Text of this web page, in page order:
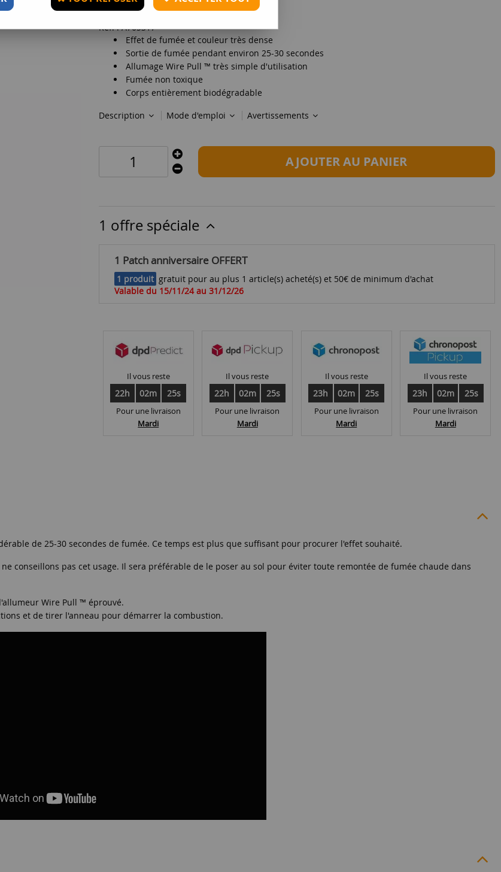
Réf. :A705317
Effet de fumée et couleur très dense
Sortie de fumée pendant environ 25-30 secondes
Allumage Wire Pull ™ très simple d'utilisation
Fumée non toxique
Corps entièrement biodégradable
Description
Mode d'emploi Avertissements
AJOUTER AU PANIER
1 offre spéciale
1 Patch anniversaire OFFERT
1 produit gratuit pour au plus 1 article(s) acheté(s) et 50€ de minimum d'achat
Valable du 15/11/24 au 31/12/26
Il vous reste
22h 02m 24s
Pour une livraison
Mardi
Il vous reste
22h 02m 24s
Pour une livraison
Mardi
Il vous reste
23h 02m 24s
Pour une livraison
Mardi
Il vous reste
23h 02m 24s
Pour une livraison
Mardi
de 25-30 secondes de fumée. Ce temps est plus que suffisant pour procurer l'effet souhaité.
conseillons pas cet usage. Il sera préférable de le poser au sol pour éviter toute remontée de fumée chaude dans
Wire Pull ™ éprouvé.
et de tirer l'anneau pour démarrer la combustion.